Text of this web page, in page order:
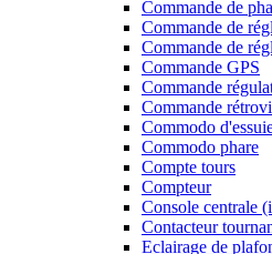
Commande de
Commande de
Commande de
Commande GPS
Commande
Commande
Commodo
Commodo phare
Compte tours
Compteur
Console centrale
Contacteur
Eclairage de